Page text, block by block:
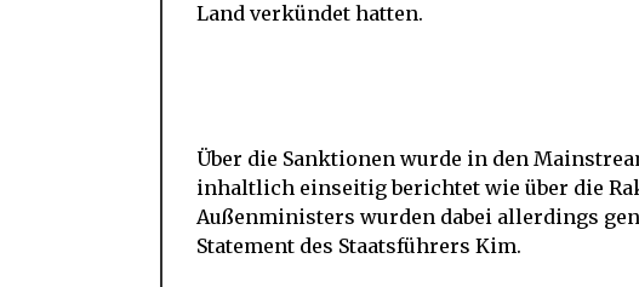
Land verkündet hatten.
Über die Sanktionen wurde in den
inhaltlich einseitig berichtet wie über die
Außenministers wurden dabei allerdings
Statement des Staatsführers Kim.